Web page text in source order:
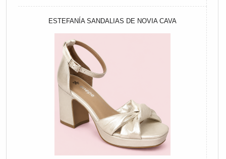
ESTEFANÍA SANDALIAS DE NOVIA CAVA